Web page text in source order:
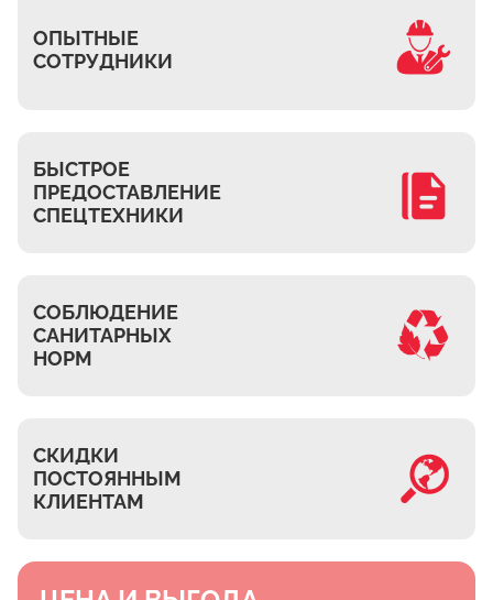
Михнево
Верхнее Мячково
Лыткарино
ОПЫТНЫЕ
СОТРУДНИКИ
БЫСТРОЕ
ПРЕДОСТАВЛЕНИЕ
СПЕЦТЕХНИКИ
СОБЛЮДЕНИЕ
САНИТАРНЫХ
НОРМ
СКИДКИ
ПОСТОЯННЫМ
КЛИЕНТАМ